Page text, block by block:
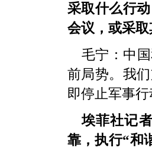
采取什么行
会议，或采
毛宁：中
前局势。我
即停止军事
埃菲社记
靠，执行“和